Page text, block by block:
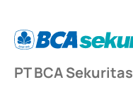
PT BCA Sekuritas